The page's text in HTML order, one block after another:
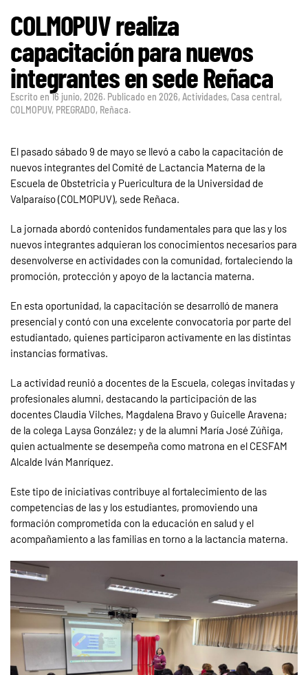
COLMOPUV realiza
capacitación para nuevos
integrantes en sede Reñaca
Escrito en16 junio, 2026. Publicado en 2026,Actividades,Casa central,
COLMOPUV, PREGRADO, Reñaca.
El pasado sábado 9 de mayo se llevó a cabo la capacitación de
nuevos integrantes del Comité de Lactancia Materna de la
Escuela de Obstetricia y Puericultura de la Universidad de
Valparaíso (COLMOPUV), sede Reñaca.
La jornada abordó contenidos fundamentales para que las y los
nuevos integrantes adquieran los conocimientos necesarios para
desenvolverse en actividades con la comunidad, fortaleciendo la
promoción, protección y apoyo de la lactancia materna.
En esta oportunidad, la capacitación se desarrolló de manera
presencial y contó con una excelente convocatoria por parte del
estudiantado, quienes participaron activamente en las distintas
instancias formativas.
La actividad reunió a docentes de la Escuela, colegas invitadas y
profesionales alumni, destacando la participación de las
docentes Claudia Vilches, Magdalena Bravo y Guicelle Aravena;
de la colega Laysa González; y de la alumni María José Zúñiga,
quien actualmente se desempeña como matrona en el CESFAM
Alcalde Iván Manríquez.
Este tipo de iniciativas contribuye al fortalecimiento de las
competencias de las y los estudiantes, promoviendo una
formación comprometida con la educación en salud y el
acompañamiento a las familias en torno a la lactancia materna.